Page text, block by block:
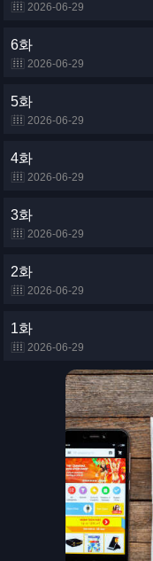
2026-06-29
6화
2026-06-29
5화
2026-06-29
4화
2026-06-29
3화
2026-06-29
2화
2026-06-29
1화
2026-06-29